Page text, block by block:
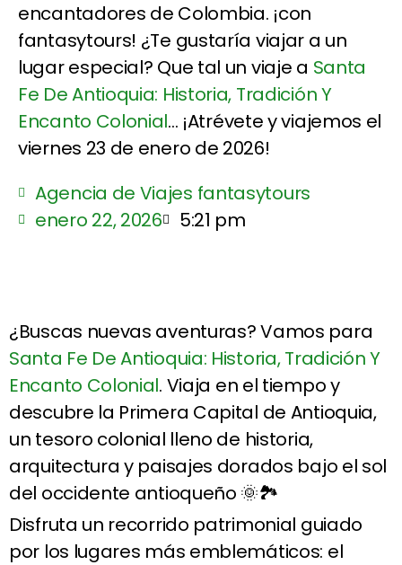
encantadores de Colombia. ¡con
fantasytours! ¿Te gustaría viajar a un
lugar especial? Que tal un viaje a Santa
Fe De Antioquia: Historia, Tradición Y
Encanto Colonial... ¡Atrévete y viajemos el
viernes 23 de enero de 2026!
Agencia de Viajes fantasytours
enero 22, 2026
5:21 pm
¿Buscas nuevas aventuras? Vamos para
Santa Fe De Antioquia: Historia, Tradición Y
Encanto Colonial. Viaja en el tiempo y
descubre la Primera Capital de Antioquia,
un tesoro colonial lleno de historia,
arquitectura y paisajes dorados bajo el sol
del occidente antioqueño 🌞🏞️
Disfruta un recorrido patrimonial guiado
por los lugares más emblemáticos: el